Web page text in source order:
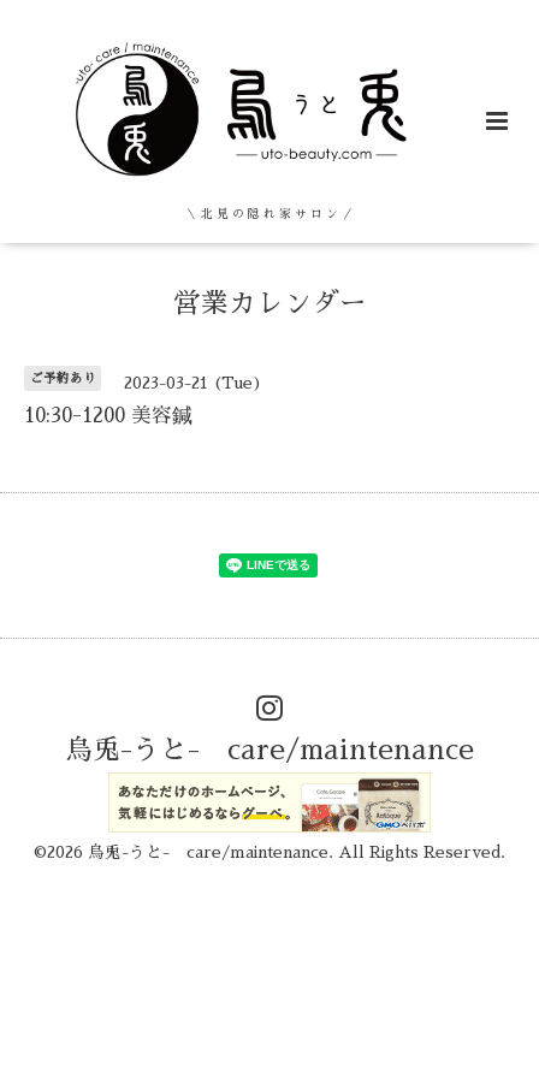
＼ 北 見 の 隠 れ 家 サ ロ ン ／
営業カレンダー
ご予約あり 2023-03-21 (Tue)
10:30-1200 美容鍼
烏兎-うと- care/maintenance
©2026 烏兎-うと- care/maintenance . All Rights Reserved.